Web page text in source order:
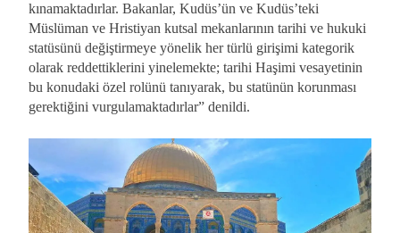
kınamaktadırlar. Bakanlar, Kudüs’ün ve Kudüs’teki
Müslüman ve Hristiyan kutsal mekanlarının tarihi ve hukuki
statüsünü değiştirmeye yönelik her türlü girişimi kategorik
olarak reddettiklerini yinelemekte; tarihi Haşimi vesayetinin
bu konudaki özel rolünü tanıyarak, bu statünün korunması
gerektiğini vurgulamaktadırlar” denildi.